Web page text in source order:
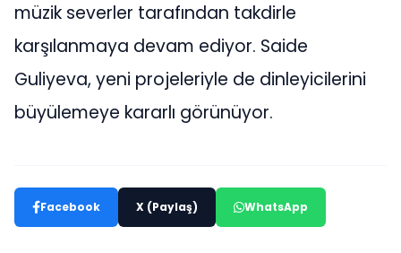
müzik severler tarafından takdirle
karşılanmaya devam ediyor. Saide
Guliyeva, yeni projeleriyle de dinleyicilerini
büyülemeye kararlı görünüyor.
Facebook X (Paylaş) WhatsApp